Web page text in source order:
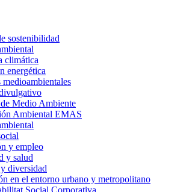
sostenibilidad
climática
energética
medioambientales
de Medio Ambiente
Ambiental EMAS
y empleo
y salud
diversidad
en el entorno urbano y metropolitano
Social Corporativa